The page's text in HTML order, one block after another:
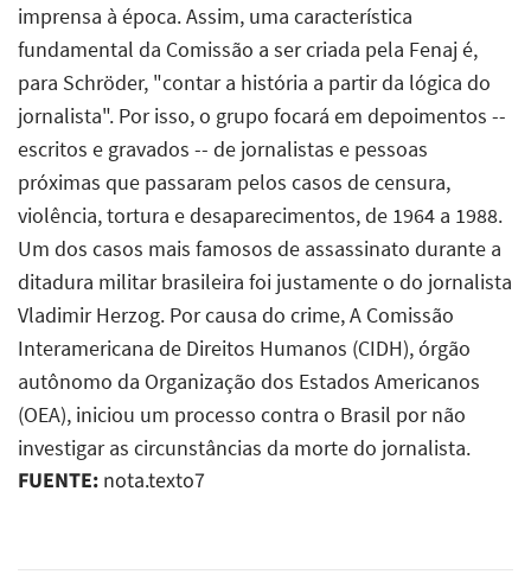
imprensa à época. Assim, uma característica
fundamental da Comissão a ser criada pela Fenaj é,
para Schröder, "contar a história a partir da lógica do
jornalista". Por isso, o grupo focará em depoimentos --
escritos e gravados -- de jornalistas e pessoas
próximas que passaram pelos casos de censura,
violência, tortura e desaparecimentos, de 1964 a 1988.
Um dos casos mais famosos de assassinato durante a
ditadura militar brasileira foi justamente o do jornalista
Vladimir Herzog. Por causa do crime, A Comissão
Interamericana de Direitos Humanos (CIDH), órgão
autônomo da Organização dos Estados Americanos
(OEA), iniciou um processo contra o Brasil por não
investigar as circunstâncias da morte do jornalista.
FUENTE: nota.texto7